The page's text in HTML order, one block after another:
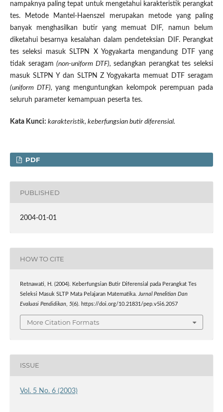
nampaknya paling tepat untuk mengetahui karakteristik perangkat
tes. Metode Mantel-Haenszel merupakan metode yang paling
banyak menghasilkan butir yang memuat DIF, namun belum
diketahui besarnya kesalahan dalam pendeteksian DIF. Perangkat
tes seleksi masuk SLTPN X Yogyakarta mengandung DTF yang
tidak seragam(non-uniform DTF), sedangkan perangkat tes seleksi
masuk SLTPN Y dan SLTPN Z Yogyakarta memuat DTF seragam
(uniform DTF), yang menguntungkan kelompok perempuan pada
seluruh parameter kemampuan peserta tes.
Kata Kunci: karakteristik, keberfungsian butir diferensial.
PDF
PUBLISHED
2004-01-01
HOW TO CITE
Retnawati, H. (2004). Keberfungsian Butir Diferensial pada Perangkat Tes
Seleksi Masuk SLTP Mata Pelajaran Matematika. Jurnal Penelitian Dan
Evaluasi Pendidikan, 5(6). https://doi.org/10.21831/pep.v5i6.2057
More Citation Formats
ISSUE
Vol. 5 No. 6 (2003)